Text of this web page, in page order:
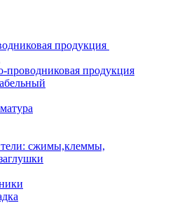
продукция
проводниковая продукция
сжимы,клеммы,